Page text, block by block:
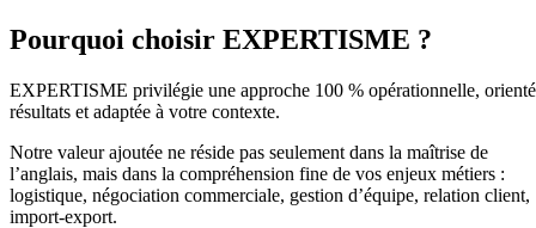
Pourquoi choisir EXPERTISME ?
EXPERTISME privilégie une approche 100 % opérationnelle,
résultats et adaptée à votre contexte.
Notre valeur ajoutée ne réside pas seulement dans la maîtrise de
l’anglais, mais dans la compréhension fine de vos enjeux métiers :
logistique, négociation commerciale, gestion d’équipe, relation client,
import-export.